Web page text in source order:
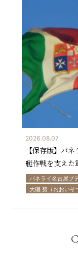
2026.08.07
【保存版】パ
艇作戦を支えた
パネライ名古屋ブ
大磯 努（おおいそ